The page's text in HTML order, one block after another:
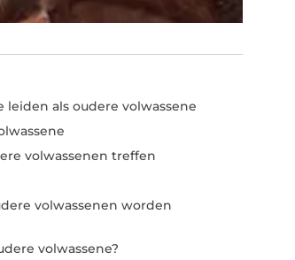
als oudere volwassene
volwassenen treffen
volwassenen worden
volwassene?